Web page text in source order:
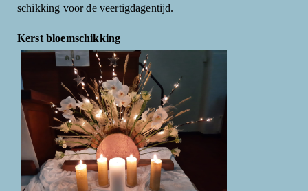
schikking voor de veertigdagentijd.
Kerst bloemschikking